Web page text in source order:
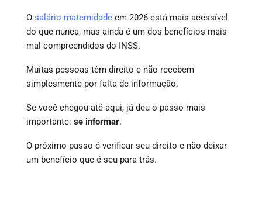
O salário-maternidade em 2026 está mais acessível
do que nunca, mas ainda é um dos benefícios mais
mal compreendidos do INSS.
Muitas pessoas têm direito e não recebem
simplesmente por falta de informação.
Se você chegou até aqui, já deu o passo mais
importante: se informar.
O próximo passo é verificar seu direito e não deixar
um benefício que é seu para trás.